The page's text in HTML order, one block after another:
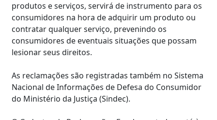
produtos e serviços, servirá de instrumento para os
consumidores na hora de adquirir um produto ou
contratar qualquer serviço, prevenindo os
consumidores de eventuais situações que possam
lesionar seus direitos.
As reclamações são registradas também no Sistema
Nacional de Informações de Defesa do Consumidor
do Ministério da Justiça (Sindec).